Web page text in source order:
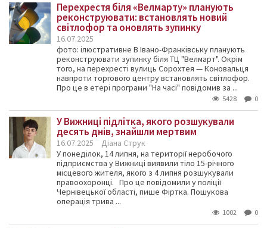
Перехрестя біля «Велмарту» планують
реконструювати: встановлять новий
світлофор та оновлять зупинку
16.07.2025
фото: ілюстративне В Івано-Франківську планують
реконструювати зупинку біля ТЦ "Велмарт". Окрім
того, на перехресті вулиць Сорохтея — Коновальця
навпроти торгового центру встановлять світлофор.
Про це в етері програми "На часі" повідомив за ...
5428 0
У Вижниці підлітка, якого розшукували
десять днів, знайшли мертвим
16.07.2025
Діана Струк
У понеділок, 14 липня, на території неробочого
підприємства у Вижниці виявили тіло 15-річного
місцевого жителя, якого з 4 липня розшукували
правоохоронці. Про це повідомили у поліції
Чернівецької області, пише Фіртка. Пошукова
операція трива ...
1002 0